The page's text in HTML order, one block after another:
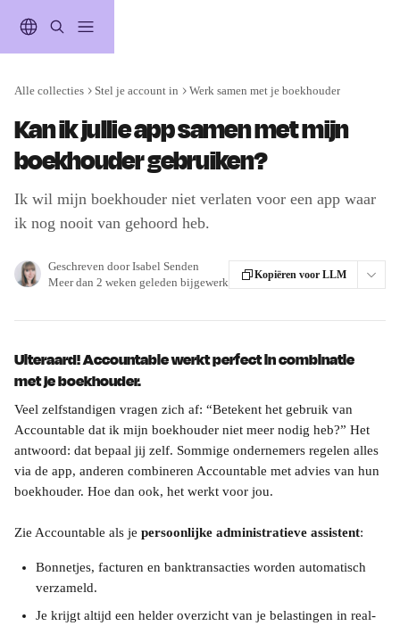
Alle collecties Stel je account in Werk samen met je boekhouder
Kan ik jullie app samen met mijn
boekhouder gebruiken?
Ik wil mijn boekhouder niet verlaten voor een app waar
ik nog nooit van gehoord heb.
Geschreven doorIsabel Senden
Meer dan 2 weken geleden bijgewerkt
Kopiëren voor LLM
Uiteraard! Accountable werkt perfect in combinatie
met je boekhouder.
Veel zelfstandigen vragen zich af: “Betekent het gebruik van
Accountable dat ik mijn boekhouder niet meer nodig heb?” Het
antwoord: dat bepaal jij zelf. Sommige ondernemers regelen alles
via de app, anderen combineren Accountable met advies van hun
boekhouder. Hoe dan ook, het werkt voor jou.
Zie Accountable als je persoonlijke administratieve assistent:
Bonnetjes, facturen en banktransacties worden automatisch
verzameld.
Je krijgt altijd een helder overzicht van je belastingen in real-